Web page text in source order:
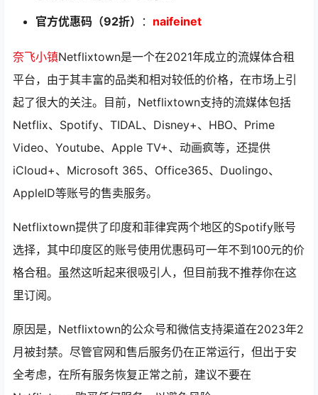
官方优惠码（92折）
： naifeinet
奈飞小镇Netflixtown是一个在2021年成立的流媒体合租
平台，由于其丰富的品类和相对较低的价格，在市场上引
起了很大的关注。目前，Netflixtown支持的流媒体包括
Netflix、Spotify、TIDAL、Disney+、HBO、Prime
Video、Youtube、Apple TV+、动画疯等，还提供
iCloud+、Microsoft 365、Office365、Duolingo、
AppleID等账号的售卖服务。
Netflixtown提供了印度和菲律宾两个地区的Spotify账号
选择，其中印度区的账号使用优惠码可一年不到100元的价
格合租。虽然这听起来很吸引人，但目前我不推荐你在这
里订阅。
原因是，Netflixtown的公众号和微信支持渠道在2023年2
月被封禁。尽管官网和售后服务仍在正常运行，但出于安
全考虑，在所有服务恢复正常之前，建议不要在